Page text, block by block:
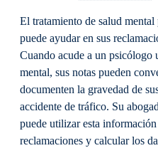
El tratamiento de salud
puede ayudar en sus
Cuando acude a un psicólogo
mental, sus notas pueden
documenten la gravedad de
accidente de tráfico. Su
puede utilizar esta
reclamaciones y calcular los